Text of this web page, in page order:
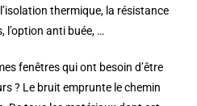
thermique, la résistance
l’option anti buée, …
fenêtres qui ont besoin d’être
? Le bruit emprunte le chemin